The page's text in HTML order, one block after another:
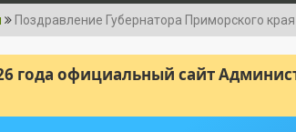
Поздравление Губернатора Приморского
года официальный сайт